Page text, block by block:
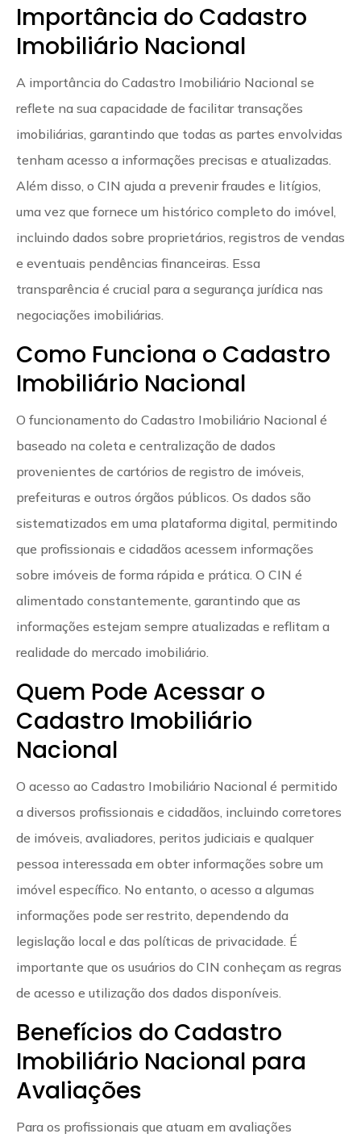
Importância do Cadastro
Imobiliário Nacional
A importância do Cadastro Imobiliário Nacional se
reflete na sua capacidade de facilitar transações
imobiliárias, garantindo que todas as partes envolvidas
tenham acesso a informações precisas e atualizadas.
Além disso, o CIN ajuda a prevenir fraudes e litígios,
uma vez que fornece um histórico completo do imóvel,
incluindo dados sobre proprietários, registros de vendas
e eventuais pendências financeiras. Essa
transparência é crucial para a segurança jurídica nas
negociações imobiliárias.
Como Funciona o Cadastro
Imobiliário Nacional
O funcionamento do Cadastro Imobiliário Nacional é
baseado na coleta e centralização de dados
provenientes de cartórios de registro de imóveis,
prefeituras e outros órgãos públicos. Os dados são
sistematizados em uma plataforma digital, permitindo
que profissionais e cidadãos acessem informações
sobre imóveis de forma rápida e prática. O CIN é
alimentado constantemente, garantindo que as
informações estejam sempre atualizadas e reflitam a
realidade do mercado imobiliário.
Quem Pode Acessar o
Cadastro Imobiliário
Nacional
O acesso ao Cadastro Imobiliário Nacional é permitido
a diversos profissionais e cidadãos, incluindo corretores
de imóveis, avaliadores, peritos judiciais e qualquer
pessoa interessada em obter informações sobre um
imóvel específico. No entanto, o acesso a algumas
informações pode ser restrito, dependendo da
legislação local e das políticas de privacidade. É
importante que os usuários do CIN conheçam as regras
de acesso e utilização dos dados disponíveis.
Benefícios do Cadastro
Imobiliário Nacional para
Avaliações
Para os profissionais que atuam em avaliações